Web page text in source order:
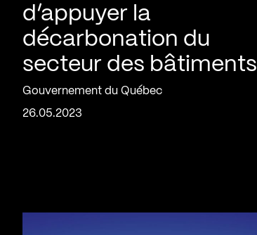
d’appuyer la
décarbonation du
secteur des bâtiments
Gouvernement du Québec
26.05.2023